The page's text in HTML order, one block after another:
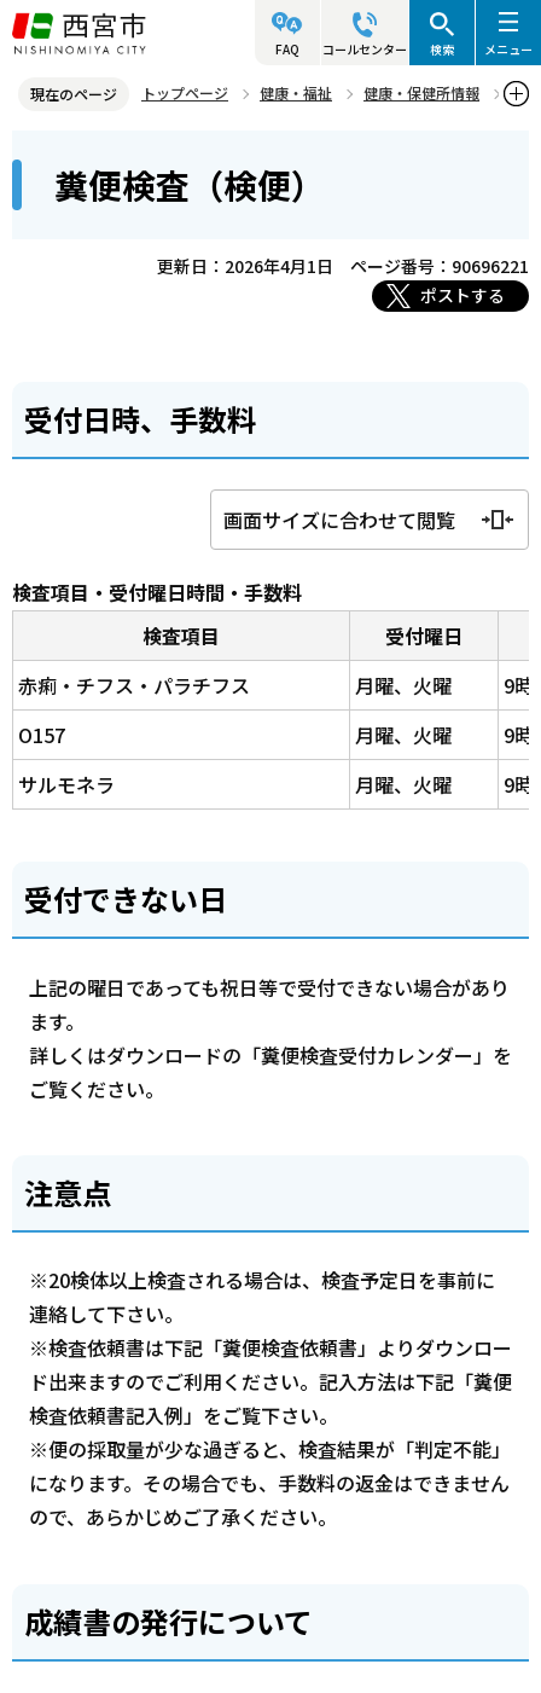
こ
の
ジ
先
FAQ コールセンター 検索 メニュー
現在のページ トップページ 健康・福祉
健康・保健所情報
こ
糞便検査（検便）
更新日：2026年4月1日
ページ番号：90696221
ポストする
受付日時、手数料
画面サイズに合わせて閲覧
検査項目・受付曜日時間・手数料
検査項目
受付曜日
赤痢・チフス・パラチフス
月曜、火曜
9時
O157
月曜、火曜
9時
サルモネラ
月曜、火曜 9時
受付できない日
上記の曜日であっても祝日等で受付できない場合があり
ます。
詳しくはダウンロードの「糞便検査受付カレンダー」を
ご覧ください。
注意点
※20検体以上検査される場合は、検査予定日を事前に
連絡して下さい。
※検査依頼書は下記「糞便検査依頼書」よりダウンロー
ド出来ますのでご利用ください。記入方法は下記「糞便
検査依頼書記入例」をご覧下さい。
※便の採取量が少な過ぎると、検査結果が「判定不能」
になります。その場合でも、手数料の返金はできません
ので、あらかじめご了承ください。
成績書の発行について